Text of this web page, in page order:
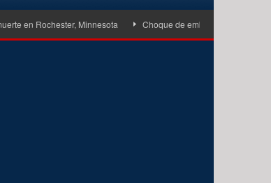
en Rochester, Minnesota Choque de embarcaciones en West